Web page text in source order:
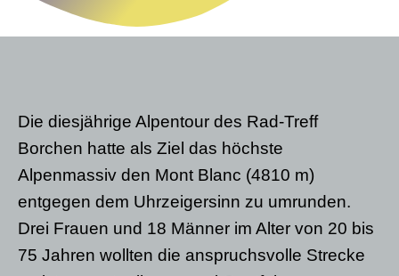
Die diesjährige Alpentour des Rad-Treff
Borchen hatte als Ziel das höchste
Alpenmassiv den Mont Blanc (4810 m)
entgegen dem Uhrzeigersinn zu umrunden.
Drei Frauen und 18 Männer im Alter von 20 bis
75 Jahren wollten die anspruchsvolle Strecke